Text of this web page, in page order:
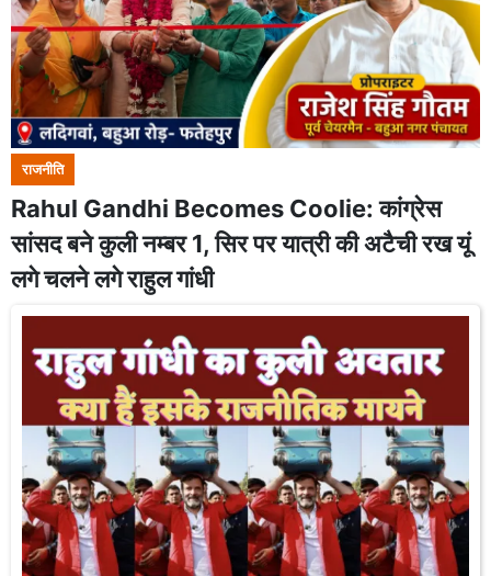
राजनीति
Rahul Gandhi Becomes Coolie: कांग्रेस
सांसद बने कुली नम्बर 1, सिर पर यात्री की अटैची रख यूं
लगे चलने लगे राहुल गांधी